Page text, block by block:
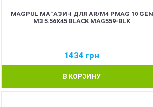
MAGPUL МАГАЗИН ДЛЯ AR/M4 PMAG 10 GEN
M3 5.56X45 BLACK MAG559-BLK
1434 грн
В КОРЗИНУ